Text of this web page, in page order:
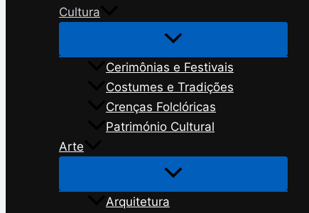
Cultura
Cerimônias e Festivais
Costumes e Tradições
Crenças Folclóricas
Património Cultural
Arte
Arquitetura